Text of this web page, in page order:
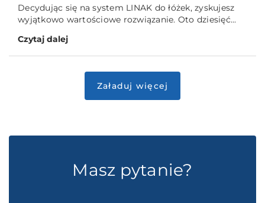
Decydując się na system LINAK do łóżek, zyskujesz
wyjątkowo wartościowe rozwiązanie. Oto dziesięć...
Czytaj dalej
Masz pytanie?